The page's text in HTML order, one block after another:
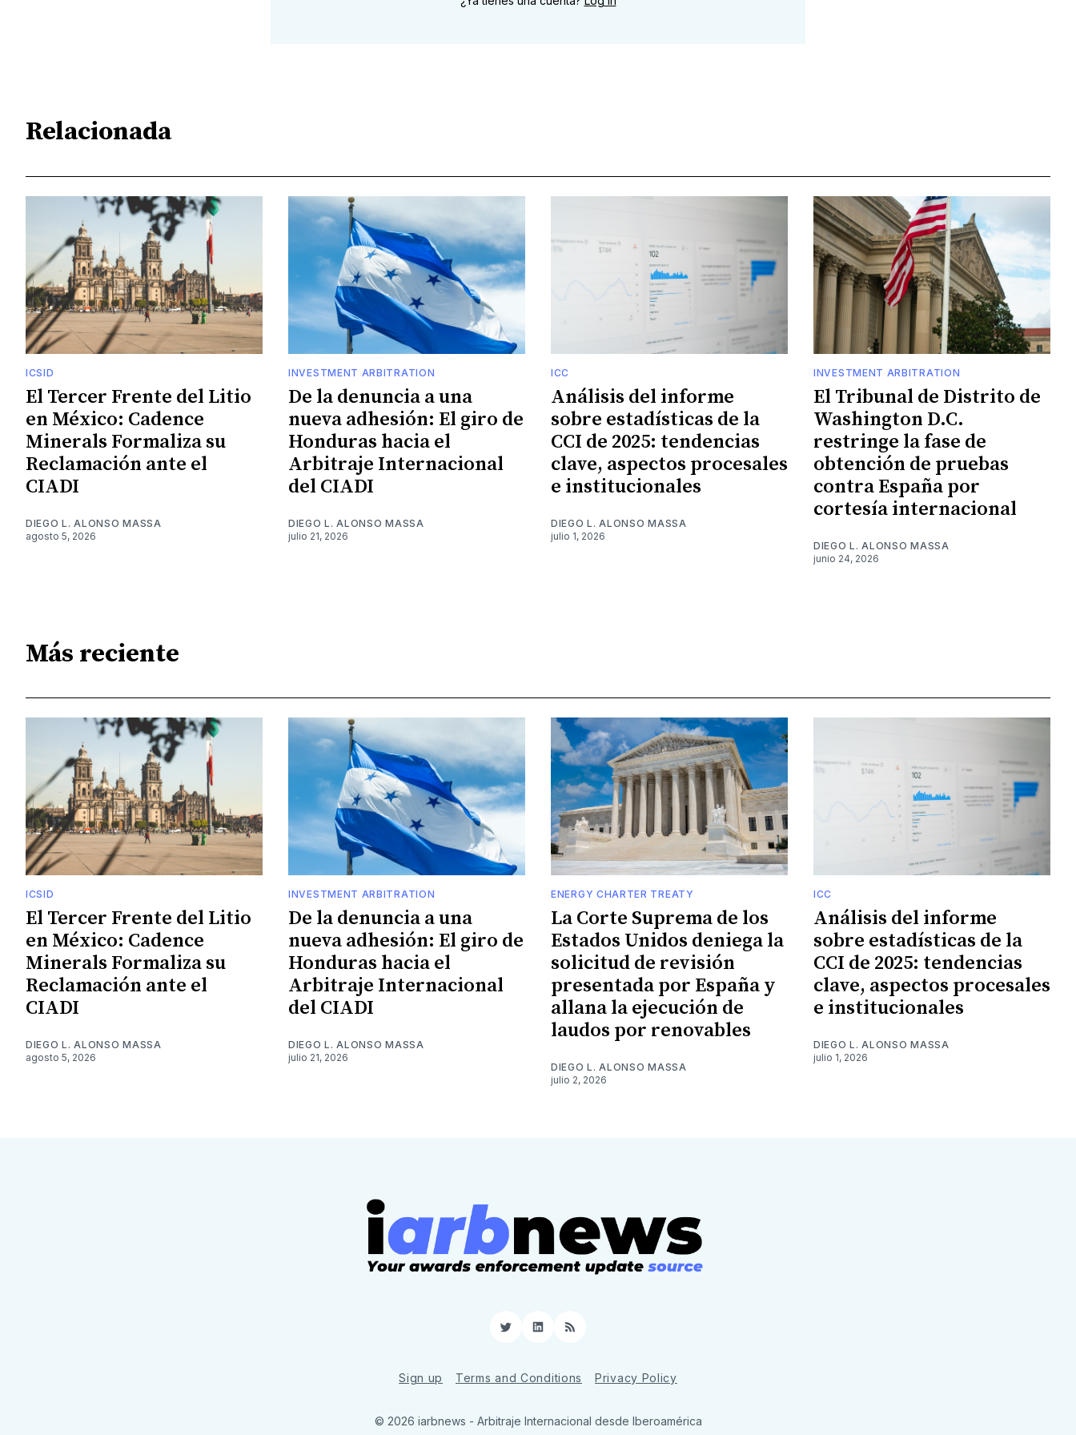
Relacionada
ICSID
El Tercer Frente del Litio
en México: Cadence
Minerals Formaliza su
Reclamación ante el
CIADI
DIEGO L. ALONSO MASSA
agosto 5, 2026
INVESTMENT ARBITRATION
De la denuncia a una
nueva adhesión: El giro de
Honduras hacia el
Arbitraje Internacional
del CIADI
DIEGO L. ALONSO MASSA
julio 21, 2026
ICC
Análisis del informe
sobre estadísticas de la
CCI de 2025: tendencias
clave, aspectos procesales
e institucionales
DIEGO L. ALONSO MASSA
julio 1, 2026
INVESTMENT ARBITRATION
El Tribunal de Distrito de
Washington D.C.
restringe la fase de
obtención de pruebas
contra España por
cortesía internacional
DIEGO L. ALONSO MASSA
junio 24, 2026
Más reciente
ICSID
El Tercer Frente del Litio
en México: Cadence
Minerals Formaliza su
Reclamación ante el
CIADI
DIEGO L. ALONSO MASSA
agosto 5, 2026
INVESTMENT ARBITRATION
De la denuncia a una
nueva adhesión: El giro de
Honduras hacia el
Arbitraje Internacional
del CIADI
DIEGO L. ALONSO MASSA
julio 21, 2026
ENERGY CHARTER TREATY
La Corte Suprema de los
Estados Unidos deniega la
solicitud de revisión
presentada por España y
allana la ejecución de
laudos por renovables
DIEGO L. ALONSO MASSA
julio 2, 2026
ICC
Análisis del informe
sobre estadísticas de la
CCI de 2025: tendencias
clave, aspectos procesales
e institucionales
DIEGO L. ALONSO MASSA
julio 1, 2026
TwitterLinkedIn
RSS
Sign up Terms and Conditions Privacy Policy
© 2026 iarbnews - Arbitraje Internacional desde Iberoamérica